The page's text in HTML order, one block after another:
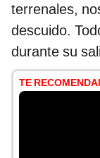
terrenales,
descuido.
durante su
TE